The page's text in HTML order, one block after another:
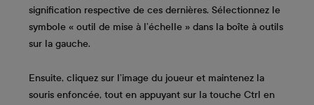
signification respective de ces dernières. Sélectionnez le
symbole « outil de mise à l’échelle » dans la boîte à outils
sur la gauche.
Ensuite, cliquez sur l’image du joueur et maintenez la
souris enfoncée, tout en appuyant sur la touche Ctrl en